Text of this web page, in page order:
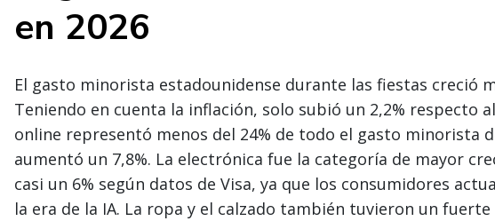
en 2026
El gasto minorista estadounidense durante las fiestas creció
Teniendo en cuenta la inflación, solo subió un 2,2% respecto
online representó menos del 24% de todo el gasto minorista
aumentó un 7,8%. La electrónica fue la categoría de mayor
casi un 6% según datos de Visa, ya que los consumidores
la era de la IA. La ropa y el calzado también tuvieron un